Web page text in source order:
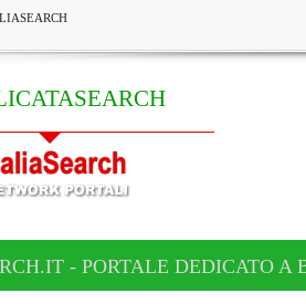
- PORTALE DEDICATO A